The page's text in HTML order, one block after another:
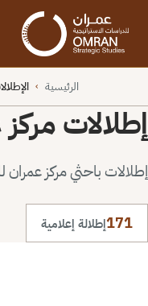
الرئيسية ›
إطلالات
إطلالات باحثي مركز عمران
171إطلالة إعلامية